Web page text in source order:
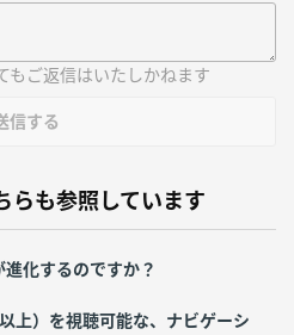
もご返信はいたしかねます
信する
らも参照しています
化するのですか？
上）を視聴可能な、ナビゲーシ